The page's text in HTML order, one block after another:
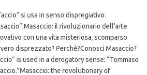
si usa in senso dispregiativo:
il rivoluzionario dell’arte
con una vita misteriosa, scomparso
disprezzato? Perché?Conosci Masaccio?
is used in a derogatory sense: “Tommaso
the revolutionary of